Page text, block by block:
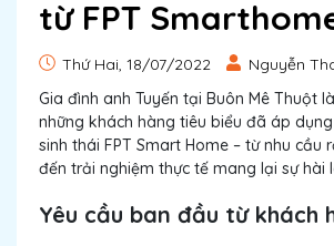
từ FPT
Thứ Hai, 18/07/2022
Nguyễn
Gia đình anh Tuyến tại Buôn Mê Thuột
những khách hàng tiêu biểu đã áp
sinh thái FPT Smart Home – từ nhu cầu
đến trải nghiệm thực tế mang lại sự hài
Yêu cầu ban đầu từ khách